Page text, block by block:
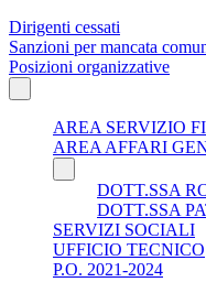
Dirigenti cessati
Sanzioni per mancata
Posizioni organizzative
AREA SERVIZIO
AREA AFFARI
DOTT.SSA
DOTT.SSA
SERVIZI SOCIALI
UFFICIO TECNICO
P.O. 2021-2024